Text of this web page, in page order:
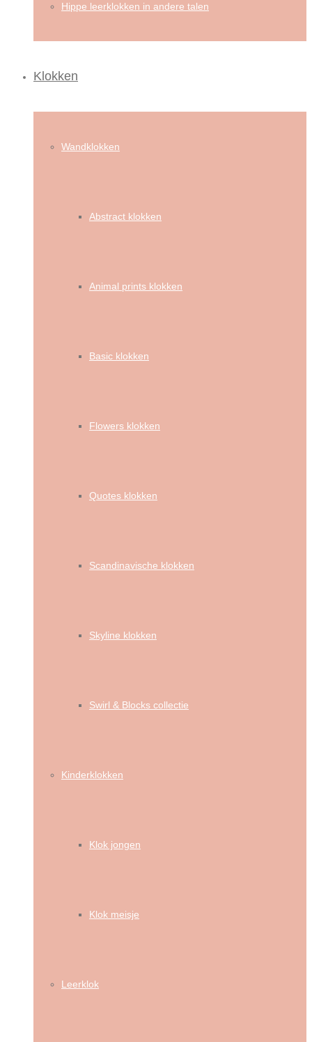
Hippe leerklokken in andere talen
Klokken
Wandklokken
Abstract klokken
Animal prints klokken
Basic klokken
Flowers klokken
Quotes klokken
Scandinavische klokken
Skyline klokken
Swirl & Blocks collectie
Kinderklokken
Klok jongen
Klok meisje
Leerklok